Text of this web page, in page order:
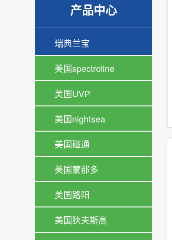
产品中心
瑞典兰宝
美国spectroline
美国UVP
美国nightsea
美国磁通
美国蒙那多
美国路阳
美国狄夫斯高